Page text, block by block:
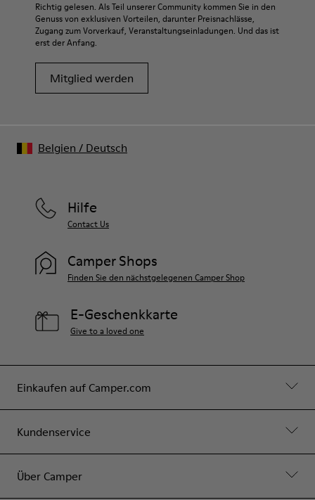
Richtig gelesen. Als Teil unserer Community kommen Sie in den
Genuss von exklusiven Vorteilen, darunter Preisnachlässe,
Zugang zum Vorverkauf, Veranstaltungseinladungen. Und das ist
erst der Anfang.
Mitglied werden
Einkaufen auf Camper.com
Kundenservice
Über Camper
Hilfe
Contact Us
Camper Shops
Finden Sie den nächstgelegenen Camper Shop
E-Geschenkkarte
Give to a loved one
Belgien / Deutsch